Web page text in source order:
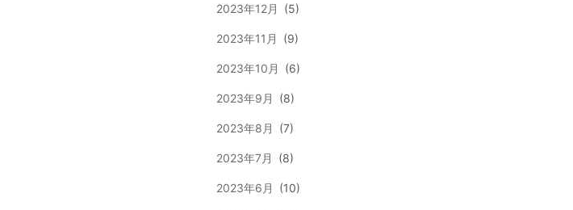
2023年12月 (5)
2023年11月 (9)
2023年10月 (6)
2023年9月 (8)
2023年8月 (7)
2023年7月 (8)
2023年6月 (10)